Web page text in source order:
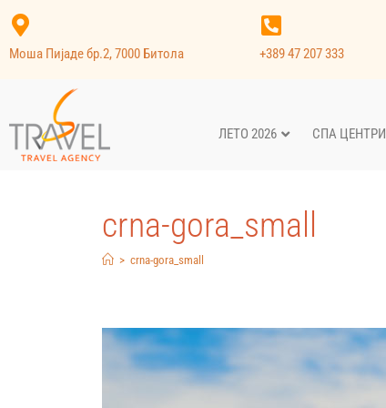
Моша Пијаде бр.2, 7000 Битола +389 47 207 333
ЛЕТО 2026 СПА ЦЕНТРИ
crna-gora_small
> crna-gora_small